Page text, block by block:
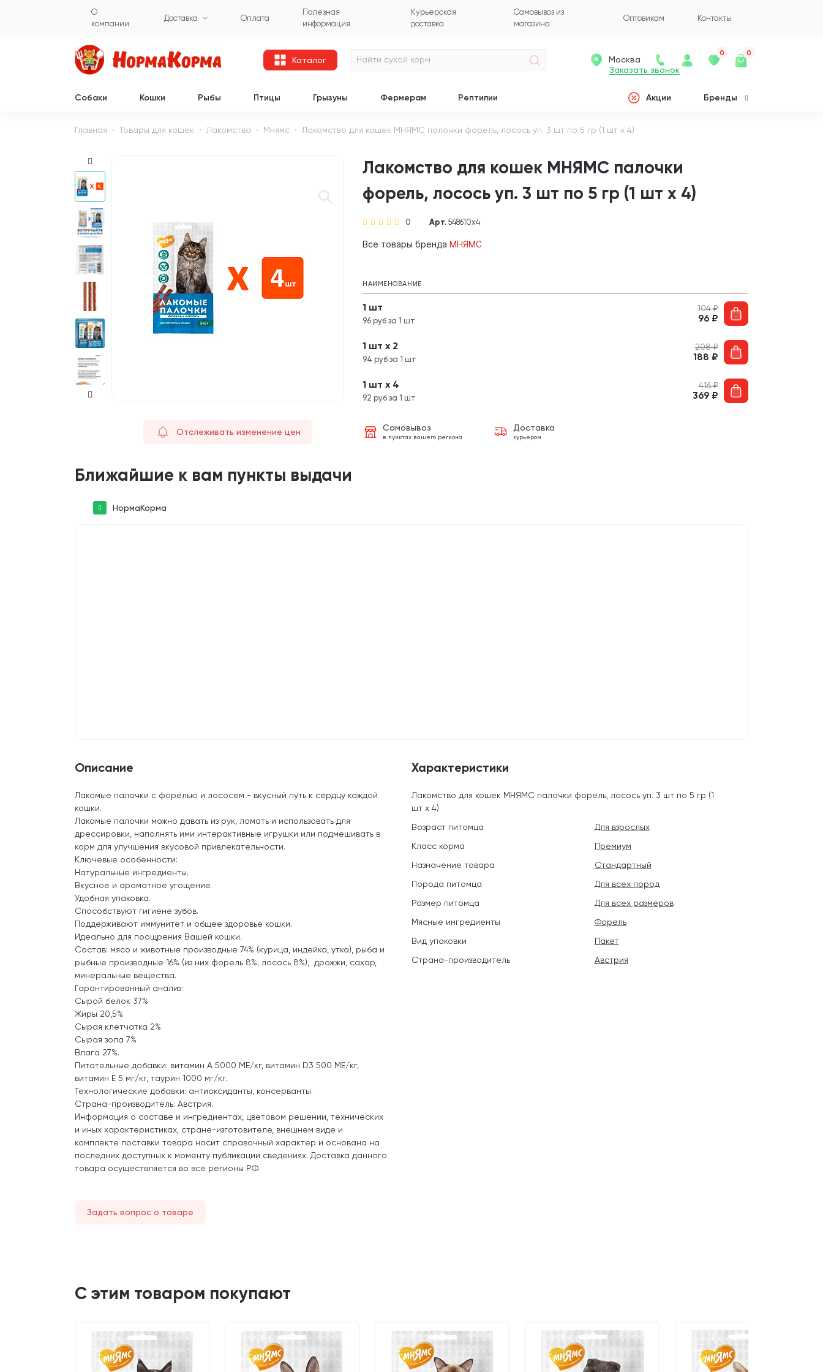
О
компании
Доставка Оплата
Полезная
информация
Курьерская
доставка
Самовывоз из
магазина
Оптовикам Контакты
Каталог
Заказать звонок
Москва
0 0
Собаки Кошки Рыбы Птицы Грызуны Фермерам Рептилии Акции Бренды
Главная Товары для кошек Лакомства Мнямс Лакомство для кошек МНЯМС палочки форель, лосось уп. 3 шт по 5 гр (1 шт х 4)
Отслеживать изменение цен
Лакомство для кошек МНЯМС палочки
форель, лосось уп. 3 шт по 5 гр (1 шт х 4)
0 Арт. 548610х4
Все товары бренда МНЯМС
НАИМЕНОВАНИЕ
1 шт
96 руб за 1 шт
104₽
96 ₽
1 шт х 2
94 руб за 1 шт
208₽
188 ₽
1 шт х 4
92 руб за 1 шт
416₽
369 ₽
Самовывоз
в пунктах вашего региона
Доставка
курьером
Ближайшие к вам пункты выдачи
НормаКорма
Описание
Лакомые палочки c форелью и лососем - вкусный путь к сердцу каждой
кошки.
Лакомые палочки можно давать из рук, ломать и использовать для
дрессировки, наполнять ими интерактивные игрушки или подмешивать в
корм для улучшения вкусовой привлекательности.
Ключевые особенности:
Натуральные ингредиенты.
Вкусное и ароматное угощение.
Удобная упаковка.
Способствуют гигиене зубов.
Поддерживают иммунитет и общее здоровье кошки.
Идеально для поощрения Вашей кошки.
Состав: мясо и животные производные 74% (курица, индейка, утка), рыба и
рыбные производные 16% (из них форель 8%, лосось 8%), дрожжи, сахар,
минеральные вещества.
Гарантированный анализ:
Сырой белок 37%
Жиры 20,5%
Сырая клетчатка 2%
Сырая зола 7%
Влага 27%.
Питательные добавки: витамин А 5000 ME/кг, витамин D3 500 ME/кг,
витамин Е 5 мг/кг, таурин 1000 мг/кг.
Технологические добавки: антиоксиданты, консерванты.
Страна-производитель: Австрия.
Информация о составе и ингредиентах, цветовом решении, технических
и иных характеристиках, стране-изготовителе, внешнем виде и
комплекте поставки товара носит справочный характер и основана на
последних доступных к моменту публикации сведениях. Доставка данного
товара осуществляется во все регионы РФ.
Задать вопрос о товаре
Характеристики
Лакомство для кошек МНЯМС палочки форель, лосось уп. 3 шт по 5 гр (1
шт х 4)
Возраст питомца
Для взрослых
Класс корма
Премиум
Назначение товара
Стандартный
Порода питомца
Для всех пород
Размер питомца
Для всех размеров
Мясные ингредиенты
Форель
Вид упаковки
Пакет
Страна-производитель
Австрия
С этим товаром покупают